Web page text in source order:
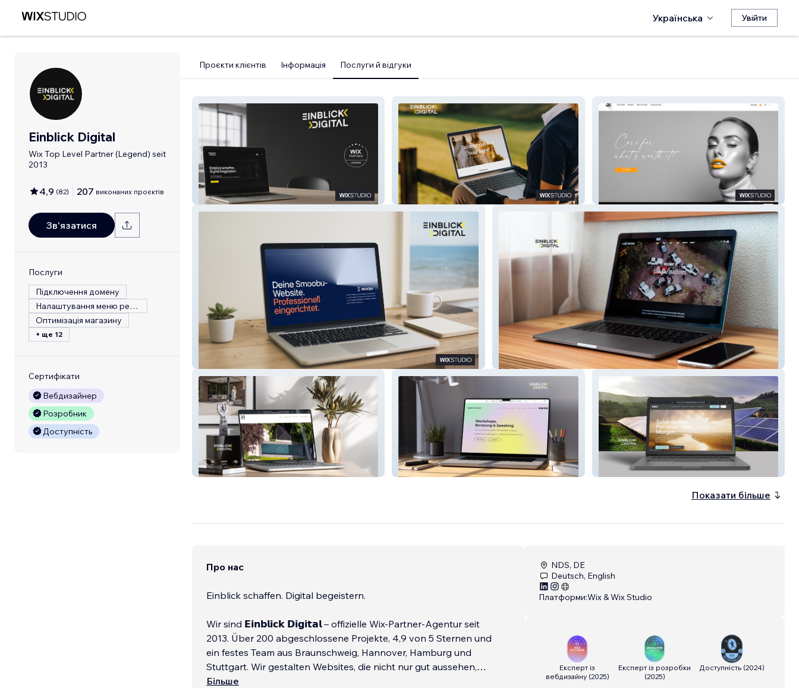
Українська Увійти
Einblick Digital
Wix Top Level Partner (Legend) seit
2013
4,9 (82) 207 виконаних проєктів
Зв'язатися
Послуги
Підключення домену
Налаштування меню ресторану
Оптимізація магазину
+ ще 12
Сертифікати
Вебдизайнер
Розробник
Доступність
Проєкти клієнтів Інформація Послуги й відгуки
Einblick Digital Kikolily | Online Shop
fewofy | Smoobu Partner Soulful Machines
Mollwitz | Architektur Saskia Michalski aleo solar
Показати більше
Про нас
Einblick schaffen. Digital begeistern.
Wir sind 𝗘𝗶𝗻𝗯𝗹𝗶𝗰𝗸 𝗗𝗶𝗴𝗶𝘁𝗮𝗹 – offizielle Wix-Partner-Agentur seit
2013. Über 200 abgeschlossene Projekte, 4,9 von 5 Sternen und
ein festes Team aus Braunschweig, Hannover, Hamburg und
Stuttgart. Wir gestalten Websites, die nicht nur gut aussehen,
sondern Kunden gewinnen.
Більше
NDS, DE
Deutsch, English
Платформи:Wix & Wix Studio
Експерт із
вебдизайну(2025)
Експерт із розробки
(2025)
Доступність (2024)